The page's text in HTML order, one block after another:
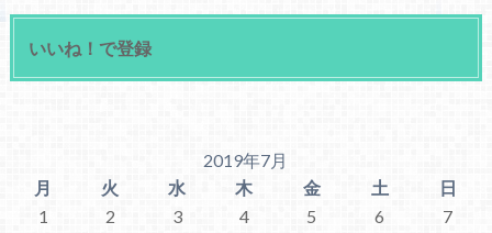
いいね！で登録
2019年7月
月
火 水 木 金 土
日
1
2 3 4 5 6
7